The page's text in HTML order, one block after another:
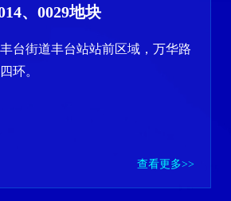
、0029地块
台街道丰台站站前区域，万华路
环。
查看更多>>